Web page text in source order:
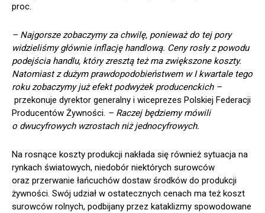
proc.
– Najgorsze zobaczymy za chwilę, ponieważ do tej pory
widzieliśmy głównie inflację handlową. Ceny rosły z powodu
podejścia handlu, który zresztą też ma zwiększone koszty.
Natomiast z dużym prawdopodobieństwem w I kwartale tego
roku zobaczymy już efekt podwyżek producenckich –
przekonuje dyrektor generalny i wiceprezes Polskiej Federacji
Producentów Żywności. – Raczej będziemy mówili
o dwucyfrowych wzrostach niż jednocyfrowych.
Na rosnące koszty produkcji nakłada się również sytuacja na
rynkach światowych, niedobór niektórych surowców
oraz przerwanie łańcuchów dostaw środków do produkcji
żywności. Swój udział w ostatecznych cenach ma też koszt
surowców rolnych, podbijany przez kataklizmy spowodowane